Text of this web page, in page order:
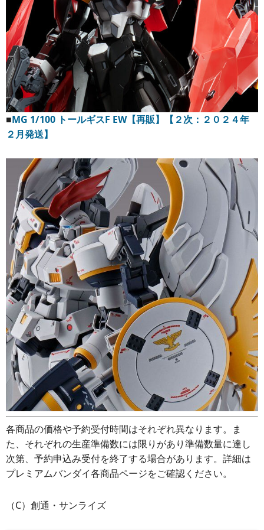
■MG 1/100 トールギスF EW【再販】【２次：２０２４年
２月発送】
各商品の価格や予約受付時間はそれぞれ異なります。ま
た、それぞれの生産準備数には限りがあり準備数量に達し
次第、予約申込み受付を終了する場合があります。詳細は
プレミアムバンダイ各商品ページをご確認ください。
（C）創通・サンライズ